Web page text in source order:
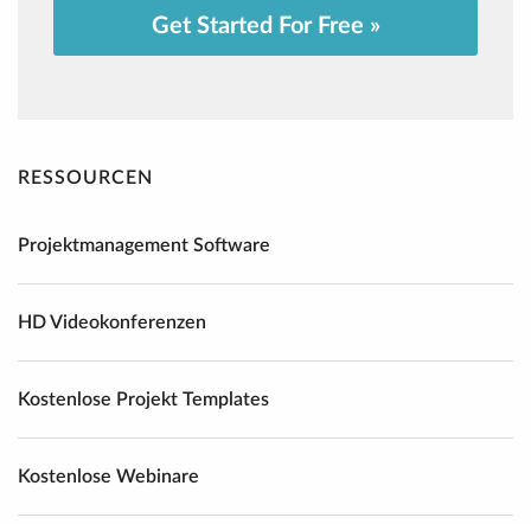
Get Started For Free »
RESSOURCEN
Projektmanagement Software
HD Videokonferenzen
Kostenlose Projekt Templates
Kostenlose Webinare